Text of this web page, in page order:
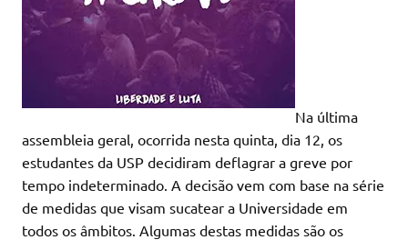
Na última
assembleia geral, ocorrida nesta quinta, dia 12, os
estudantes da USP decidiram deflagrar a greve por
tempo indeterminado. A decisão vem com base na série
de medidas que visam sucatear a Universidade em
todos os âmbitos. Algumas destas medidas são os